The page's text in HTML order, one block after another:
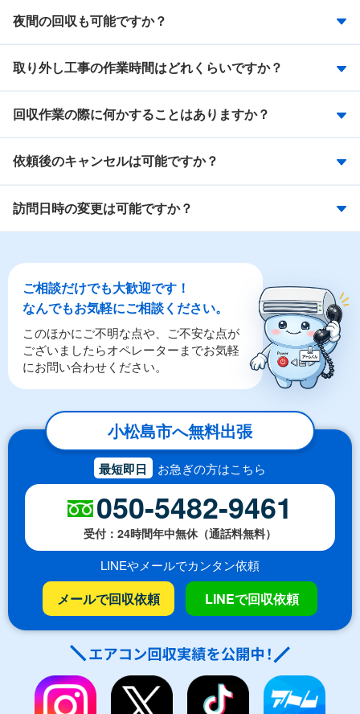
夜間の回収も可能ですか？
取り外し工事の作業時間はどれくらいですか？
回収作業の際に何かすることはありますか？
依頼後のキャンセルは可能ですか？
訪問日時の変更は可能ですか？
ご相談だけでも大歓迎です！
なんでもお気軽にご相談ください。
このほかにご不明な点や、ご不安な点が
ございましたらオペレーターまでお気軽
にお問い合わせください。
小松島市へ無料出張
最短即日 お急ぎの方はこちら
050-5482-9461
受付：24時間年中無休（通話料無料）
LINEやメールでカンタン依頼
メールで回収依頼 LINEで回収依頼